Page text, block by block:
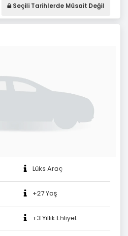
Seçili Tarihlerde Müsait Değil
Lüks Araç
+27 Yaş
+3 Yıllık Ehliyet